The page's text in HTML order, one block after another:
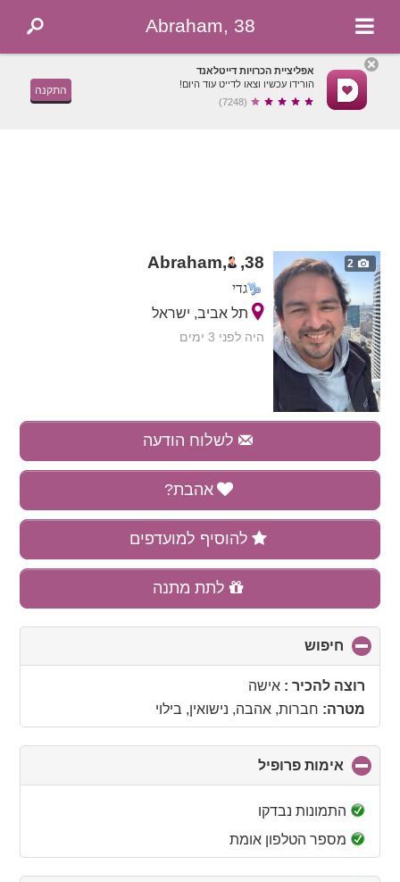
Abraham, 38
אפליציית הכרויות דייטלאנד
הורידו עכשיו וצאו לדייט עוד היום!
(7248)
התקנה
2
Abraham, ,38
גדי
תל אביב, ישראל
היה לפני 3 ימים
לשלוח הודעה
אהבת?
להוסיף למועדפים
לתת מתנה
חיפוש
to
collapseרוצה להכיר :אישה
מטרה: חברות, אהבה, נישואין, בילוי
אימות פרופיל
to
התמונות נבדקו
מספר הטלפון אומת